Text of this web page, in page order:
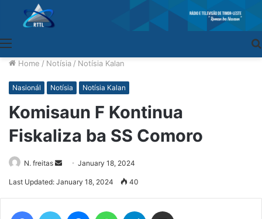
Home / Notísia / Notísia Kalan
Nasionál Notísia Notísia Kalan
Komisaun F Kontinua
Fiskaliza ba SS Comoro
N. freitas
SendJanuary 18, 2024
Last Updated: January 18, 2024 40